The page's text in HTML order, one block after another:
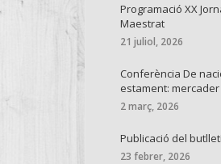
Programació XX
Maestrat
21 juliol, 2026
Conferència De
estament: mercader
2 març, 2026
Publicació del
23 febrer, 2026